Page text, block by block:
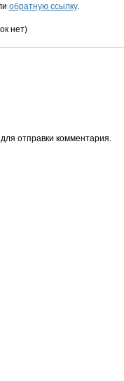
обратную ссылку.
нет)
для отправки комментария.